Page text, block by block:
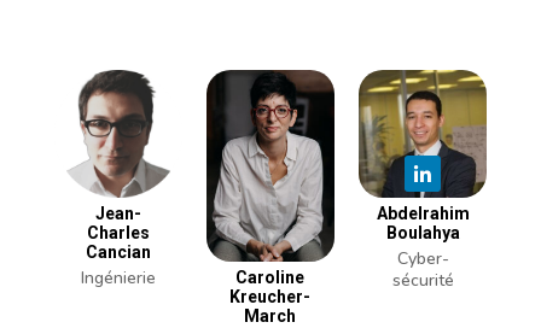
Jean-
Charles
Cancian
Ingénierie
Caroline
Kreucher-
March
Abdelrahim
Boulahya
Cyber-
sécurité